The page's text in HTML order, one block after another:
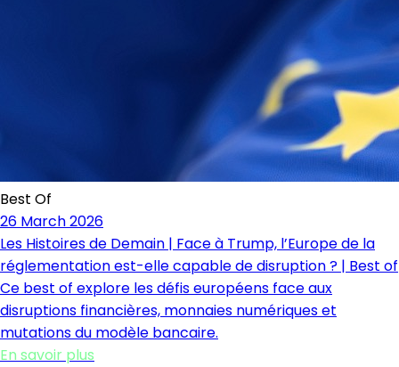
Best Of
26 March 2026
Les Histoires de Demain | Face à Trump, l’Europe de la
réglementation est-elle capable de disruption ? | Best of
Ce best of explore les défis européens face aux
disruptions financières, monnaies numériques et
mutations du modèle bancaire.
En savoir plus